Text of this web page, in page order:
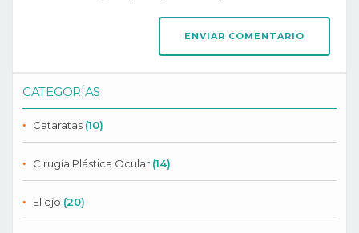
CATEGORÍAS
Cataratas (10)
Cirugía Plástica Ocular (14)
El ojo (20)